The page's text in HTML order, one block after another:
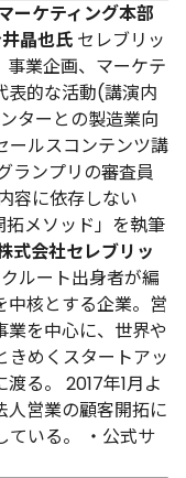
ーケティング本部
晶也氏 セレブリッ
事業企画、マーケテ
表的な活動(講演内
ターとの製造業向
ールスコンテンツ講
ランプリの審査員
容に依存しない
メソッド」を執筆
式会社セレブリッ
ルート出身者が編
中核とする企業。営
業を中心に、世界や
きめくスタートアッ
る。
2017年1月よ
人営業の顧客開拓に
いる。
・公式サ